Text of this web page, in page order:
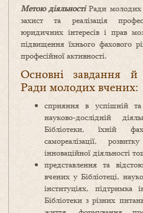
Метою діяльностіРади молодих
захист та реалізація
юридичних інтересів і прав
підвищення їхнього фахового
професійної активності.
Основні завдання
Ради молодих вчених:
сприяння в успішній та
науково-дослідній
Бібліотеки, їхній
самореалізації,
інноваційної діяльності
представлення та
вчених у Бібліотеці,
інституціях, підтримка
Бібліотеки з різних